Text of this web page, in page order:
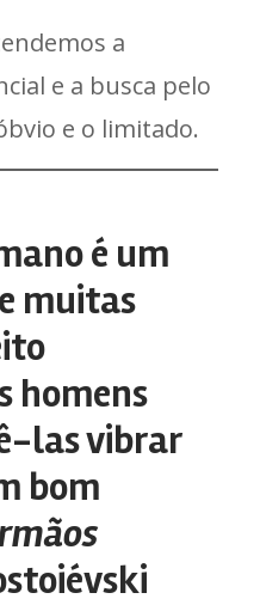
a
e a busca pelo
e o limitado.
é um
muitas
homens
las vibrar
bom